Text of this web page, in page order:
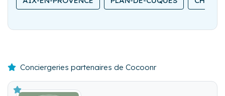
Conciergeries partenaires de Cocoonr